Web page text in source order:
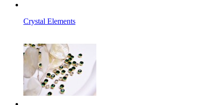
Crystal Elements